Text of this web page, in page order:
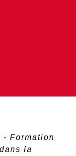
- Formation
la